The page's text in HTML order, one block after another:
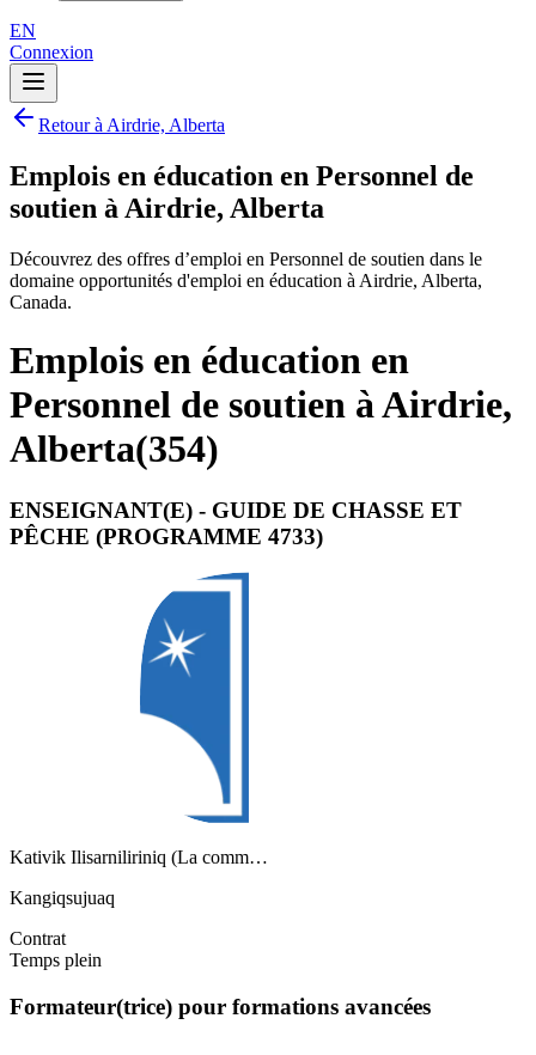
EN
Connexion
Retour à Airdrie, Alberta
Emplois en éducation en Personnel de
soutien à Airdrie, Alberta
Découvrez des offres d’emploi en Personnel de soutien dans le
domaine opportunités d'emploi en éducation à Airdrie, Alberta,
Canada.
Emplois en éducation en
Personnel de soutien à Airdrie,
Alberta(354)
ENSEIGNANT(E) - GUIDE DE CHASSE ET
PÊCHE (PROGRAMME 4733)
Kativik Ilisarniliriniq (La comm…
Kangiqsujuaq
Contrat
Temps plein
Formateur(trice) pour formations avancées